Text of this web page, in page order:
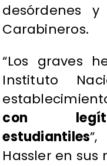
desórdenes
Carabineros.
“Los graves
Instituto
con
estudiantiles
Hassler en sus